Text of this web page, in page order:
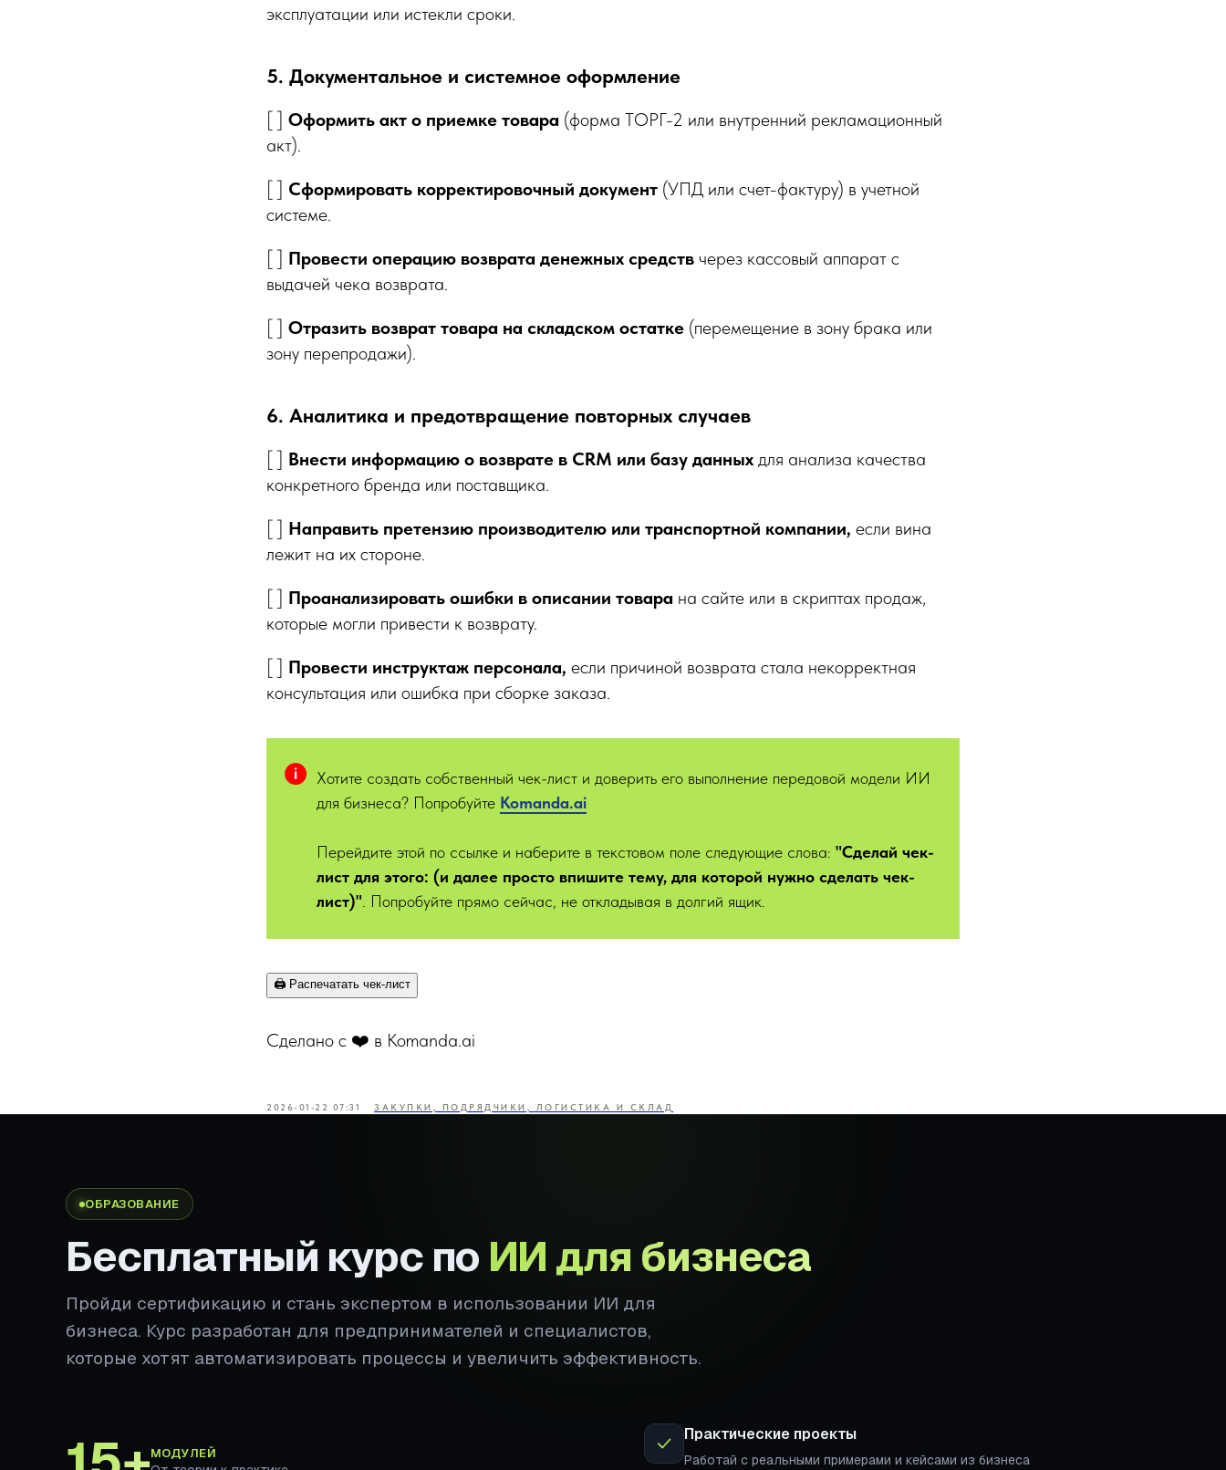
эксплуатации или истекли сроки.
5. Документальное и системное оформление
[ ] Оформить акт о приемке товара (форма ТОРГ-2 или внутренний рекламационный
акт).
[ ] Сформировать корректировочный документ (УПД или счет-фактуру) в учетной
системе.
[ ] Провести операцию возврата денежных средств через кассовый аппарат с
выдачей чека возврата.
[ ] Отразить возврат товара на складском остатке (перемещение в зону брака или
зону перепродажи).
6. Аналитика и предотвращение повторных случаев
[ ] Внести информацию о возврате в CRM или базу данных для анализа качества
конкретного бренда или поставщика.
[ ] Направить претензию производителю или транспортной компании, если вина
лежит на их стороне.
[ ] Проанализировать ошибки в описании товара на сайте или в скриптах продаж,
которые могли привести к возврату.
[ ] Провести инструктаж персонала, если причиной возврата стала некорректная
консультация или ошибка при сборке заказа.
Хотите создать собственный чек-лист и доверить его выполнение передовой модели ИИ
для бизнеса? Попробуйте Komanda.ai
Перейдите этой по ссылке и наберите в текстовом поле следующие слова: "Сделай чек-
лист для этого: (и далее просто впишите тему, для которой нужно сделать чек-
лист)" . Попробуйте прямо сейчас, не откладывая в долгий ящик.
🖨️ Распечатать чек-лист
Сделано с ❤️ в Komanda.ai
2026-01-22 07:31 ЗАКУПКИ, ПОДРЯДЧИКИ, ЛОГИСТИКА И СКЛАД
ОБРАЗОВАНИЕ
Бесплатный курс по ИИ для бизнеса
Пройди сертификацию и стань экспертом в использовании ИИ для
бизнеса. Курс разработан для предпринимателей и специалистов,
которые хотят автоматизировать процессы и увеличить эффективность.
МОДУЛЕЙ
Практические проекты
Работай с реальными примерами и кейсами из бизнеса